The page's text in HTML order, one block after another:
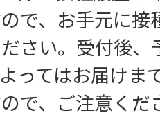
で、お手元に
さい。受付後、
ってはお届けま
で、ご注意くだ